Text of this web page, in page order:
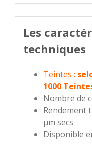
Les
techniques
Teintes :
1000
Nombre de
Rendement
µm secs
Disponible